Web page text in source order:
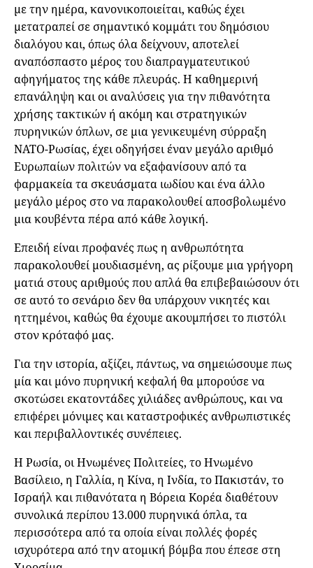
με την ημέρα, κανονικοποιείται, καθώς έχει
μετατραπεί σε σημαντικό κομμάτι του δημόσιου
διαλόγου και, όπως όλα δείχνουν, αποτελεί
αναπόσπαστο μέρος του διαπραγματευτικού
αφηγήματος της κάθε πλευράς. Η καθημερινή
επανάληψη και οι αναλύσεις για την πιθανότητα
χρήσης τακτικών ή ακόμη και στρατηγικών
πυρηνικών όπλων, σε μια γενικευμένη σύρραξη
ΝΑΤΟ-Ρωσίας, έχει οδηγήσει έναν μεγάλο αριθμό
Ευρωπαίων πολιτών να εξαφανίσουν από τα
φαρμακεία τα σκευάσματα ιωδίου και ένα άλλο
μεγάλο μέρος στο να παρακολουθεί αποσβολωμένο
μια κουβέντα πέρα από κάθε λογική.
Επειδή είναι προφανές πως η ανθρωπότητα
παρακολουθεί μουδιασμένη, ας ρίξουμε μια γρήγορη
ματιά στους αριθμούς που απλά θα επιβεβαιώσουν ότι
σε αυτό το σενάριο δεν θα υπάρχουν νικητές και
ηττημένοι, καθώς θα έχουμε ακουμπήσει το πιστόλι
στον κρόταφό μας.
Για την ιστορία, αξίζει, πάντως, να σημειώσουμε πως
μία και μόνο πυρηνική κεφαλή θα μπορούσε να
σκοτώσει εκατοντάδες χιλιάδες ανθρώπους, και να
επιφέρει μόνιμες και καταστροφικές ανθρωπιστικές
και περιβαλλοντικές συνέπειες.
Η Ρωσία, οι Ηνωμένες Πολιτείες, το Ηνωμένο
Βασίλειο, η Γαλλία, η Κίνα, η Ινδία, το Πακιστάν, το
Ισραήλ και πιθανότατα η Βόρεια Κορέα διαθέτουν
συνολικά περίπου 13.000 πυρηνικά όπλα, τα
περισσότερα από τα οποία είναι πολλές φορές
ισχυρότερα από την ατομική βόμβα που έπεσε στη